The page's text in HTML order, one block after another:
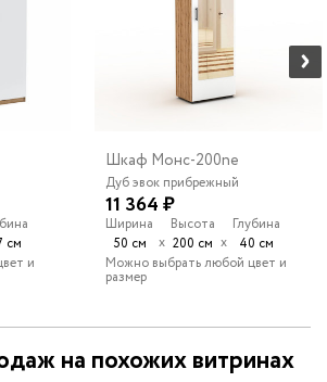
см
и
Шкаф Монс-200ne
Дуб эвок прибрежный
11 364 ₽
Ширина
50 см
х
Высота
200 см х
Глубина
40 см
Можно выбрать любой цвет и
размер
на похожих витринах